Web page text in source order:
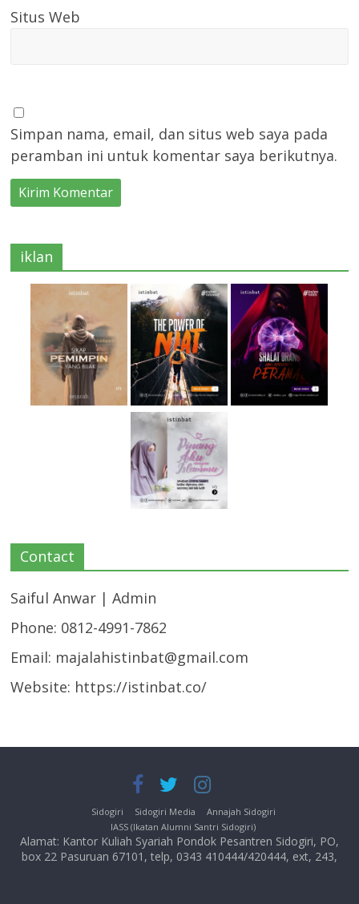
Situs Web
Simpan nama, email, dan situs web saya pada
peramban ini untuk komentar saya berikutnya.
iklan
Contact
Saiful Anwar | Admin
Phone: 0812-4991-7862
Email: majalahistinbat@gmail.com
Website: https://istinbat.co/
Sidogiri Sidogiri Media
Annajah Sidogiri
IASS (Ikatan Alumni Santri Sidogiri)
Alamat: Kantor Kuliah Syariah Pondok Pesantren Sidogiri, PO,
box 22 Pasuruan 67101, telp, 0343 410444/420444, ext, 243,